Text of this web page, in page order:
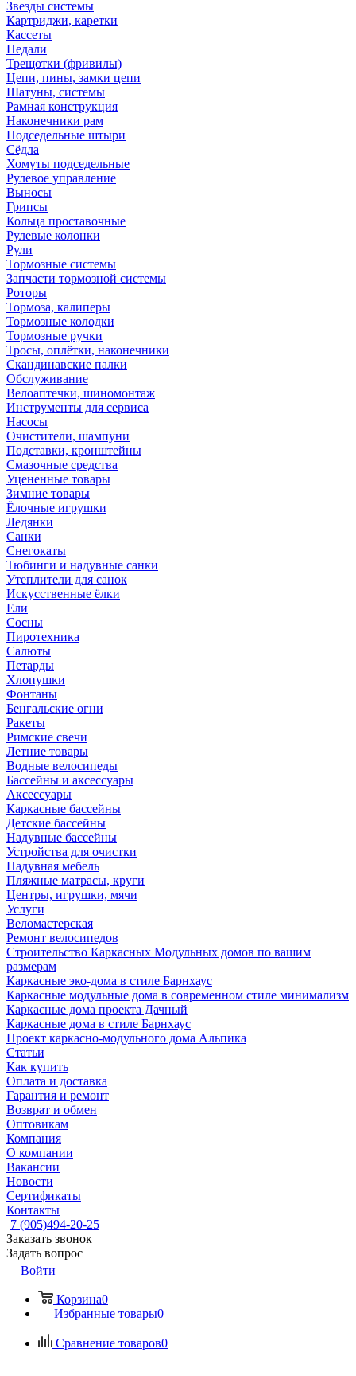
Звезды системы
Картриджи, каретки
Кассеты
Педали
Трещотки (фривилы)
Цепи, пины, замки цепи
Шатуны, системы
Рамная конструкция
Наконечники рам
Подседельные штыри
Сёдла
Хомуты подседельные
Рулевое управление
Выносы
Грипсы
Кольца проставочные
Рулевые колонки
Рули
Тормозные системы
Запчасти тормозной системы
Роторы
Тормоза, калиперы
Тормозные колодки
Тормозные ручки
Тросы, оплётки, наконечники
Скандинавские палки
Обслуживание
Велоаптечки, шиномонтаж
Инструменты для сервиса
Насосы
Очистители, шампуни
Подставки, кронштейны
Смазочные средства
Уцененные товары
Зимние товары
Ёлочные игрушки
Ледянки
Санки
Снегокаты
Тюбинги и надувные санки
Утеплители для санок
Искусственные ёлки
Ели
Сосны
Пиротехника
Салюты
Петарды
Хлопушки
Фонтаны
Бенгальские огни
Ракеты
Римские свечи
Летние товары
Водные велосипеды
Бассейны и аксессуары
Аксессуары
Каркасные бассейны
Детские бассейны
Надувные бассейны
Устройства для очистки
Надувная мебель
Пляжные матрасы, круги
Центры, игрушки, мячи
Услуги
Веломастерская
Ремонт велосипедов
Строительство Каркасных Модульных домов по вашим
размерам
Каркасные эко-дома в стиле Барнхаус
Каркасные модульные дома в современном стиле минимализм
Каркасные дома проекта Дачный
Каркасные дома в стиле Барнхаус
Проект каркасно-модульного дома Альпика
Статьи
Как купить
Оплата и доставка
Гарантия и ремонт
Возврат и обмен
Оптовикам
Компания
О компании
Вакансии
Новости
Сертификаты
Контакты
7 (905)494-20-25
Заказать звонок
Задать вопрос
Войти
Корзина0
Избранные товары0
Сравнение товаров0